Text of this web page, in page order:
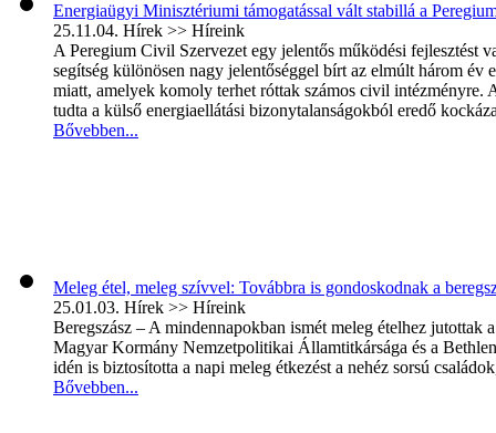
Energiaügyi Minisztériumi támogatással vált stabillá a
25.11.04. Hírek >> Híreink
A Peregium Civil Szervezet egy jelentős működési fejlesztést
segítség különösen nagy jelentőséggel bírt az elmúlt három év
miatt, amelyek komoly terhet róttak számos civil intézményre.
tudta a külső energiaellátási bizonytalanságokból eredő
Bővebben...
Meleg étel, meleg szívvel: Továbbra is gondoskodnak a
25.01.03. Hírek >> Híreink
Beregszász – A mindennapokban ismét meleg ételhez jutottak
Magyar Kormány Nemzetpolitikai Államtitkársága és a
idén is biztosította a napi meleg étkezést a nehéz sorsú
Bővebben...